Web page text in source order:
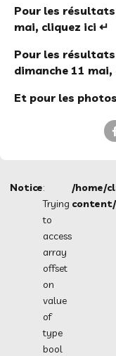
Pour les résultats
mai, cliquez ici ↵
Pour les résultats
dimanche 11 mai,
Et pour les
PRÉCÉDENT
Notice:
Trying
to
access
array
offset
on
value
of
type
bool
/home/